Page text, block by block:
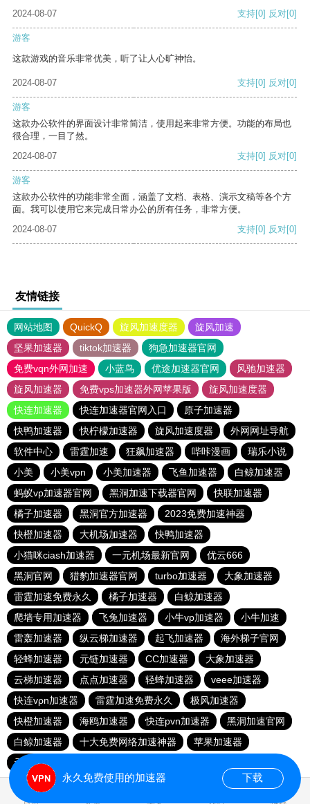
2024-08-07
支持[0] 反对[0]
游客
这款游戏的音乐非常优美，听了让人心旷神怡。
2024-08-07 支持[0] 反对[0]
游客
这款办公软件的界面设计非常简洁，使用起来非常方便。功能的布局也
很合理，一目了然。
2024-08-07
支持[0] 反对[0]
游客
这款办公软件的功能非常全面，涵盖了文档、表格、演示文稿等各个方
面。我可以使用它来完成日常办公的所有任务，非常方便。
2024-08-07
支持[0] 反对[0]
友情链接
网站地图 QuickQ 旋风加速度器
旋风加速
坚果加速器
tiktok加速器
狗急加速器官网
免费vqn外网加速
小蓝鸟 优途加速器官网
风驰加速器
旋风加速器
免费vps加速器外网苹果版
旋风加速度器
快连加速器
快连加速器官网入口
原子加速器
快鸭加速器
快柠檬加速器 旋风加速度器
外网网址导航
软件中心
雷霆加速 狂飙加速器 哔咔漫画
瑞乐小说
小美
小美vpn 小美加速器 飞鱼加速器
白鲸加速器
蚂蚁vp加速器官网
黑洞加速下载器官网
快联加速器
橘子加速器
黑洞官方加速器
2023免费加速神器
快橙加速器
大机场加速器
快鸭加速器
小猫咪ciash加速器
一元机场最新官网
优云666
黑洞官网
猎豹加速器官网 turbo加速器
大象加速器
雷霆加速免费永久
橘子加速器
白鲸加速器
爬墙专用加速器
飞兔加速器 小牛vp加速器
小牛加速
雷轰加速器
纵云梯加速器 起飞加速器
海外梯子官网
轻蜂加速器
元链加速器 CC加速器
大象加速器
云梯加速器
点点加速器 轻蜂加速器
veee加速器
快连vρn加速器
雷霆加速免费永久
极风加速器
快橙加速器
海鸥加速器 快连pvn加速器
黑洞加速官网
白鲸加速器
十大免费网络加速神器
苹果加速器
元链加速器
永久免费使用的加速器 下载